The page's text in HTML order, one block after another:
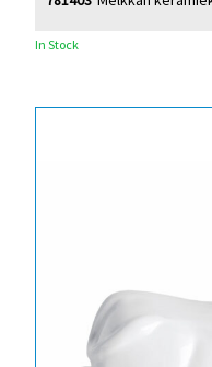
In Stock